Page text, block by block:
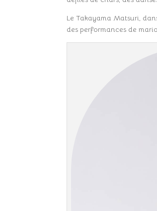
Le Takayama Matsuri,
des performances de